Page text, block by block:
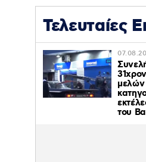
Τελευταίες
μελών
του